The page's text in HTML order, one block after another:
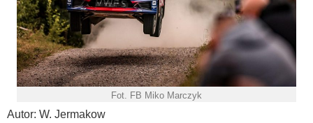
Fot. FB Miko Marczyk
Autor: W. Jermakow